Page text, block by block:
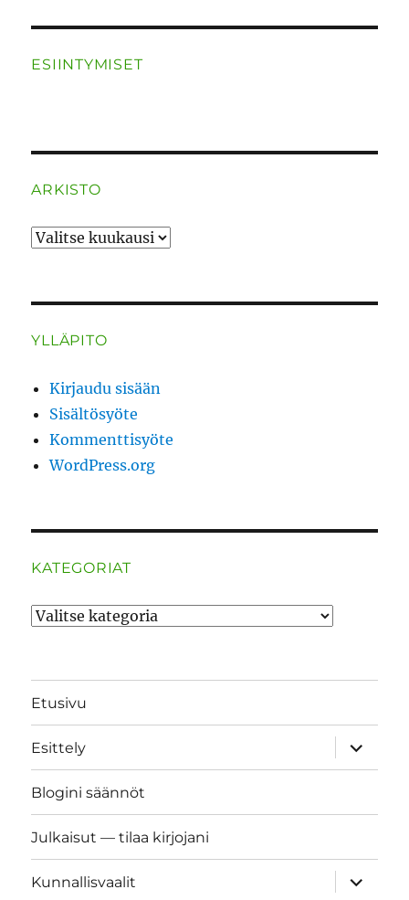
ESIINTYMISET
ARKISTO
ARKISTO
YLLÄPITO
Kirjaudu sisään
Sisältösyöte
Kommenttisyöte
WordPress.org
KATEGORIAT
Kategoriat
Etusivu
Esittely
näytä
Blogini säännöt
Julkaisut — tilaa kirjojani
Kunnallisvaalit
näytä